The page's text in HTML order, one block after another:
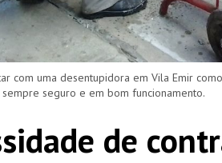
com uma desentupidora em Vila Emir
seguro e em bom funcionamento.
de